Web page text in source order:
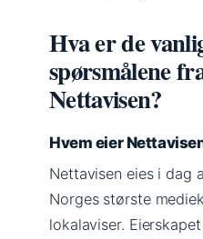
Hva er de
spørsmålene
Nettavisen?
Hvem eier
Nettavisen eies i dag
Norges største
lokalaviser.